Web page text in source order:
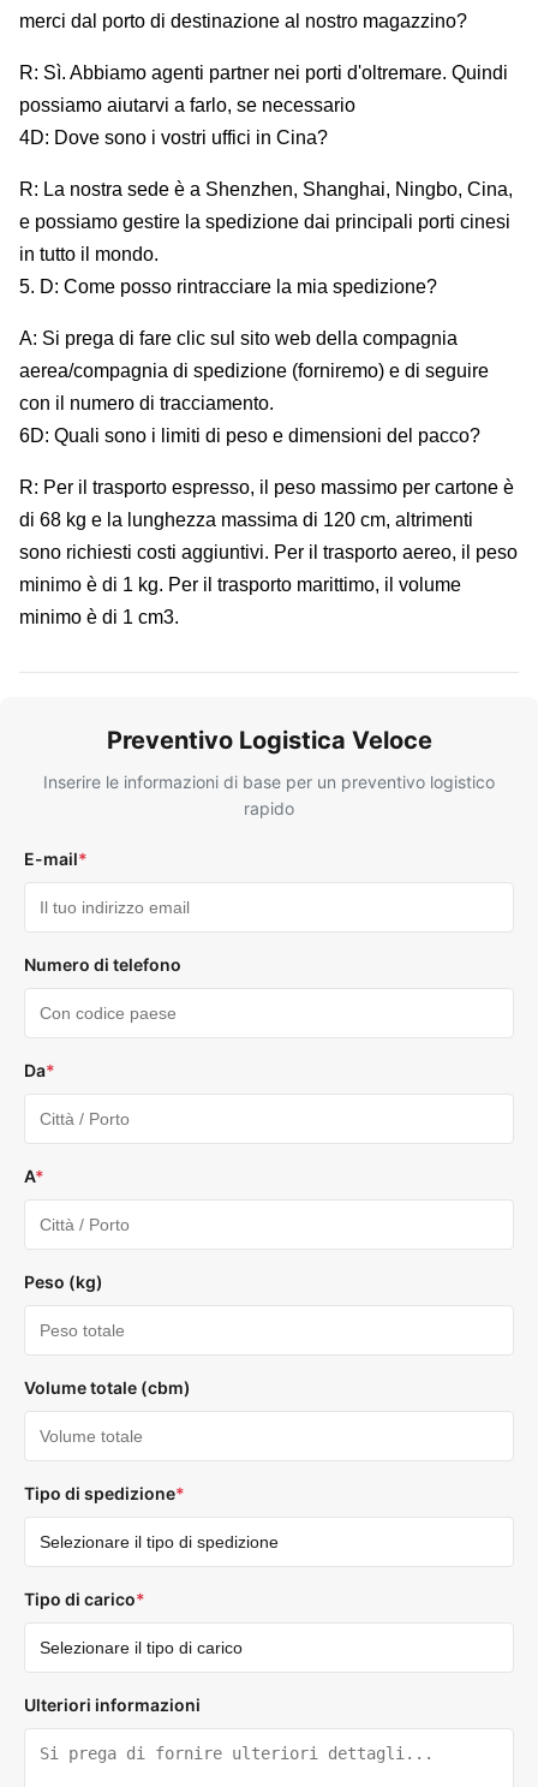
merci dal porto di destinazione al nostro magazzino?
R: Sì. Abbiamo agenti partner nei porti d'oltremare. Quindi
possiamo aiutarvi a farlo, se necessario
4D: Dove sono i vostri uffici in Cina?
R: La nostra sede è a Shenzhen, Shanghai, Ningbo, Cina,
e possiamo gestire la spedizione dai principali porti cinesi
in tutto il mondo.
5. D: Come posso rintracciare la mia spedizione?
A: Si prega di fare clic sul sito web della compagnia
aerea/compagnia di spedizione (forniremo) e di seguire
con il numero di tracciamento.
6D: Quali sono i limiti di peso e dimensioni del pacco?
R: Per il trasporto espresso, il peso massimo per cartone è
di 68 kg e la lunghezza massima di 120 cm, altrimenti
sono richiesti costi aggiuntivi. Per il trasporto aereo, il peso
minimo è di 1 kg. Per il trasporto marittimo, il volume
minimo è di 1 cm3.
Preventivo Logistica Veloce
Inserire le informazioni di base per un preventivo logistico
rapido
E-mail*
Numero di telefono
Da*
A*
Peso (kg)
Volume totale (cbm)
Tipo di spedizione*
Tipo di carico*
Ulteriori informazioni